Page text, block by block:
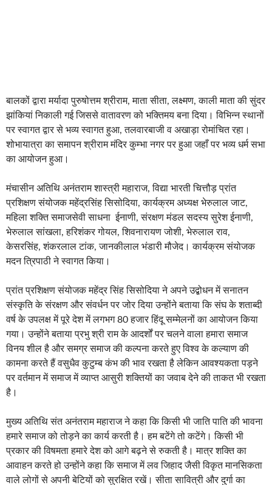
बालकों द्वारा मर्यादा पुरुषोत्तम श्रीराम, माता सीता, लक्ष्मण, काली माता की सुंदर
झांकियां निकाली गई जिससे वातावरण को भक्तिमय बना दिया। विभिन्न स्थानों
पर स्वागत द्वार से भव्य स्वागत हुआ, तलवारबाजी व अखाड़ा रोमांचित रहा।
शोभायात्रा का समापन श्रीराम मंदिर कुम्भा नगर पर हुआ जहाँ पर भव्य धर्म सभा
का आयोजन हुआ।
मंचासीन अतिथि अनंतराम शास्त्री महाराज, विद्या भारती चित्तौड़ प्रांत
प्रशिक्षण संयोजक महेंद्रसिंह सिसोदिया, कार्यक्रम अध्यक्ष भेरुलाल जाट,
महिला शक्ति समाजसेवी साधना ईनाणी, संरक्षण मंडल सदस्य सुरेश ईनाणी,
भेरुलाल सांखला, हरिशंकर गोयल, शिवनारायण जोशी, भेरुलाल राव,
केसरसिंह, शंकरलाल टांक, जानकीलाल भंडारी मौजेद। कार्यक्रम संयोजक
मदन त्रिपाठी ने स्वागत किया।
प्रांत प्रशिक्षण संयोजक महेंद्र सिंह सिसोदिया ने अपने उद्बोधन में सनातन
संस्कृति के संरक्षण और संवर्धन पर जोर दिया उन्होंने बताया कि संघ के शताब्दी
वर्ष के उपलक्ष में पूरे देश में लगभग 80 हजार हिंदू सम्मेलनों का आयोजन किया
गया। उन्होंने बताया प्रभु श्री राम के आदर्शों पर चलने वाला हमारा समाज
विनय शील है और समग्र समाज की कल्पना करते हुए विश्व के कल्याण की
कामना करते हैं वसुधैव कुटुम्ब कंभ की भाव रखता है लेकिन आवश्यकता पड़ने
पर वर्तमान में समाज में व्याप्त आसुरी शक्तियों का जवाब देने की ताकत भी रखता
है।
मुख्य अतिथि संत अनंतराम महाराज ने कहा कि किसी भी जाति पाति की भावना
हमारे समाज को तोड़ने का कार्य करती है। हम बटेंगे तो कटेंगे। किसी भी
प्रकार की विषमता हमारे देश को आगे बढ़ने से रुकती है। मात्र शक्ति का
आवाहन करते हो उन्होंने कहा कि समाज में लव जिहाद जैसी विकृत मानसिकता
वाले लोगों से अपनी बेटियों को सुरक्षित रखें। सीता सावित्री और दुर्गा का